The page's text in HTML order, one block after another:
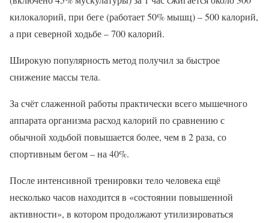
килокалорий, при беге (работает 50% мышц) – 500 калорий,
а при северной ходьбе – 700 калорий.
Широкую популярность метод получил за быстрое
снижение массы тела.
За счёт слаженной работы практически всего мышечного
аппарата организма расход калорий по сравнению с
обычной ходьбой повышается более, чем в 2 раза, со
спортивным бегом – на 40%.
После интенсивной тренировки тело человека ещё
несколько часов находится в «состоянии повышенной
активности», в котором продолжают утилизироваться